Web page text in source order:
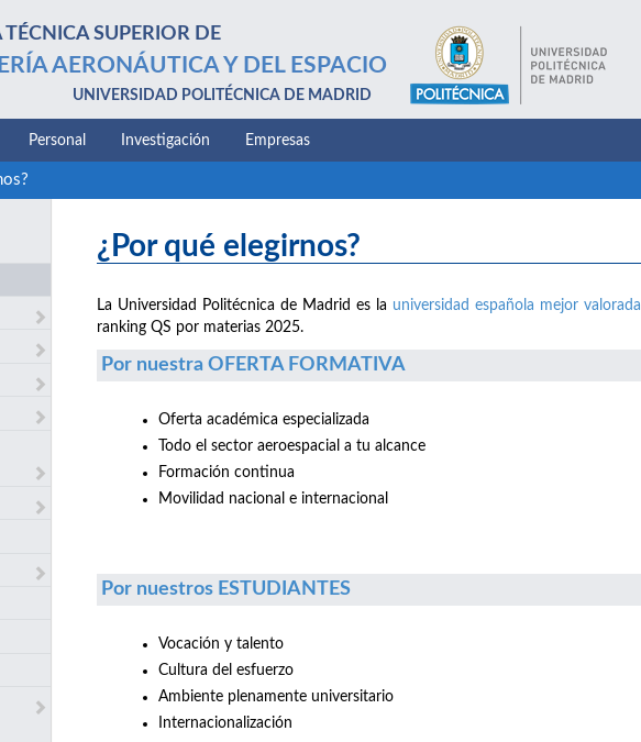
TÉCNICA SUPERIOR DE
AERONÁUTICA Y DEL ESPACIO
UNIVERSIDAD POLITÉCNICA DE MADRID
Personal Investigación Empresas
¿Por qué elegirnos?
La Universidad Politécnica de Madrid es la universidad española mejor valorada
ranking QS por materias 2025.
Por nuestra OFERTA FORMATIVA
Oferta académica especializada
Todo el sector aeroespacial a tu alcance
Formación continua
Movilidad nacional e internacional
Por nuestros ESTUDIANTES
Vocación y talento
Cultura del esfuerzo
Ambiente plenamente universitario
Internacionalización